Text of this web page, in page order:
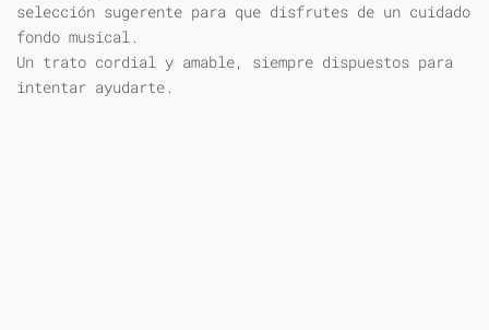
selección sugerente para que disfrutes de un cuidado
fondo musical.
Un trato cordial y amable, siempre dispuestos para
intentar ayudarte.